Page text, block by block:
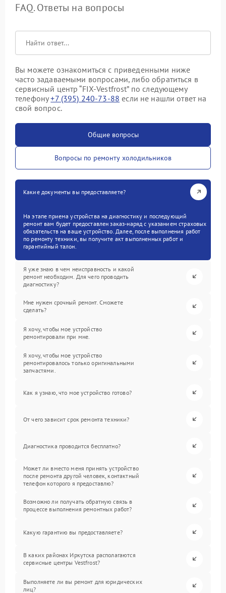
FAQ. Ответы на вопросы
Вы можете ознакомиться с приведенными ниже
часто задаваемыми вопросами, либо обратиться в
сервисный центр “FIX-Vestfrost” по следующему
телефону+7 (395) 240-73-88 если не нашли ответ на
свой вопрос.
Общие вопросы
Вопросы по ремонту холодильников
Какие документы вы предоставляете?
На этапе приема устройства на диагностику и последующий
ремонт вам будет предоставлен заказ-наряд с указанием страховых
обязательств на ваше устройство. Далее, после выполнения работ
по ремонту техники, вы получите акт выполненных работ и
гарантийный талон.
Я уже знаю в чем неисправность и какой
ремонт необходим. Для чего проводить
диагностику?
Мне нужен срочный ремонт. Сможете
сделать?
Я хочу, чтобы мое устройство
ремонтировали при мне.
Я хочу, чтобы мое устройство
ремонтировалось только оригинальными
запчастями.
Как я узнаю, что мое устройство готово?
От чего зависит срок ремонта техники?
Диагностика проводится бесплатно?
Может ли вместо меня принять устройство
после ремонта другой человек, контактный
телефон которого я предоставлю?
Возможно ли получать обратную связь в
процессе выполнения ремонтных работ?
Какую гарантию вы предоставляете?
В каких районах Иркутска располагаются
сервисные центры Vestfrost?
Выполняете ли вы ремонт для юридических
лиц?